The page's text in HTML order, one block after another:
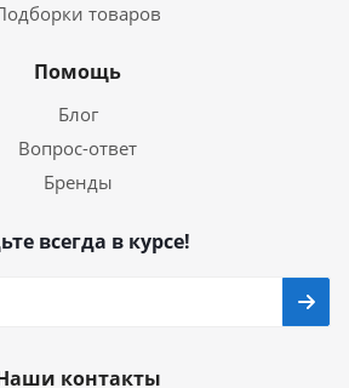
товаров
Помощь
Блог
Вопрос-ответ
Бренды
всегда в курсе!
контакты